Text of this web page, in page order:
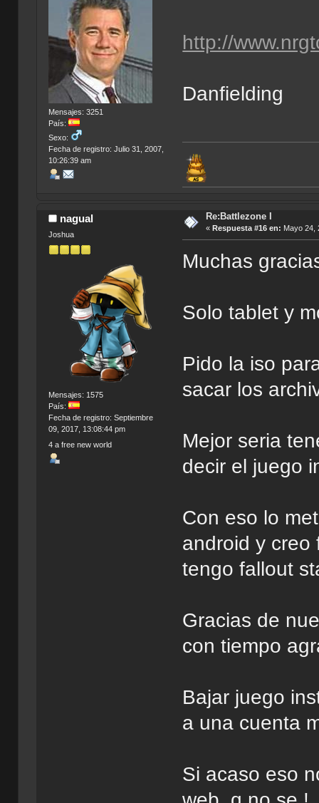
Mensajes: 3251
País:
Sexo:
Fecha de registro: Julio 31, 2007,
10:26:39 am
http://
Danfielding
nagual
Joshua
Mensajes: 1575
País:
Fecha de registro: Septiembre
09, 2017, 13:08:44 pm
4 a free new world
Re:Battlezone I
« Respuesta #16 en: Mayo 24,
Muchas
Solo tablet y
Pido la iso
sacar los
Mejor seria
decir el juego
Con eso lo
android y creo
tengo fallout
Gracias de
con tiempo
Bajar juego
a una cuenta
Si acaso eso